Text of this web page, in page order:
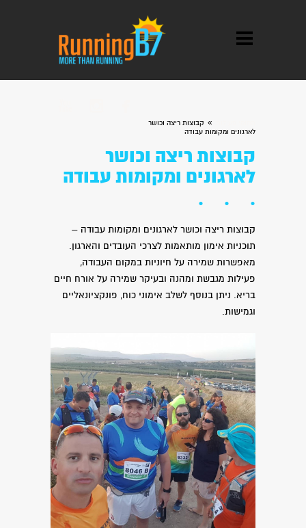
» קבוצות ריצה וכושר
לארגונים ומקומות עבודה
קבוצות ריצה וכושר
לארגונים ומקומות עבודה
קבוצות ריצה וכושר לארגונים ומקומות עבודה –
תוכניות אימון מותאמות לצרכי העובדים והארגון.
מאפשרות שמירה על חיוניות במקום העבודה,
פעילות מגבשת ומהנה ובעיקר שמירה על אורח חיים
בריא. ניתן בנוסף לשלב אימוני כוח, פונקציונאליים
וגמישות.